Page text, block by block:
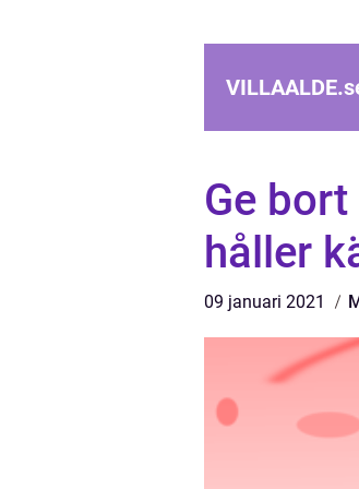
VILLAALDE.
Ge
håller
09 januari 2021